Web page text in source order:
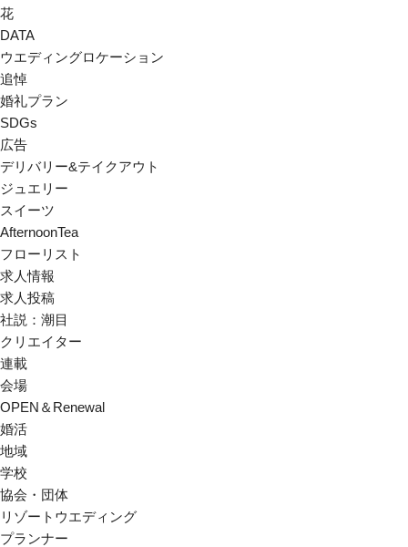
花
DATA
ウエディングロケーション
追悼
婚礼プラン
SDGs
広告
デリバリー&テイクアウト
ジュエリー
スイーツ
AfternoonTea
フローリスト
求人情報
求人投稿
社説：潮目
クリエイター
連載
会場
OPEN＆Renewal
婚活
地域
学校
協会・団体
リゾートウエディング
プランナー